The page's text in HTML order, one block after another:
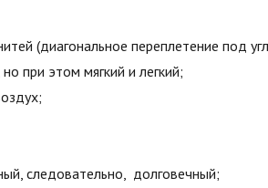
(диагональное переплетение под
при этом мягкий и легкий;
следовательно, долговечный;